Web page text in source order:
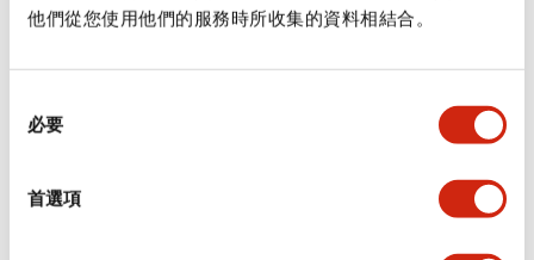
他們從您使用他們的服務時所收集的資料相結合。
必要
首選項
環境規範
功能規格